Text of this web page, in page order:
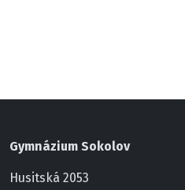
Gymnázium Sokolov
Husitská 2053